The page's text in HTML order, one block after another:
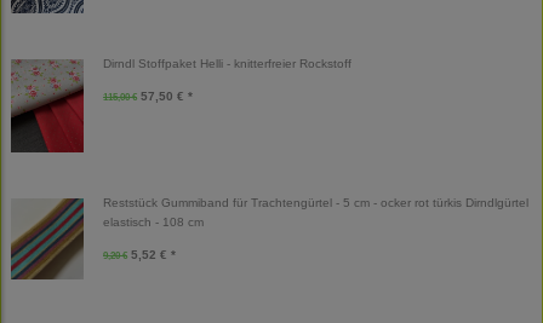
Dirndl Stoffpaket Helli - knitterfreier Rockstoff
115,00 € 57,50 € *
Reststück Gummiband für Trachtengürtel - 5 cm - ocker rot türkis Dirndlgürtel
elastisch - 108 cm
9,20 € 5,52 € *